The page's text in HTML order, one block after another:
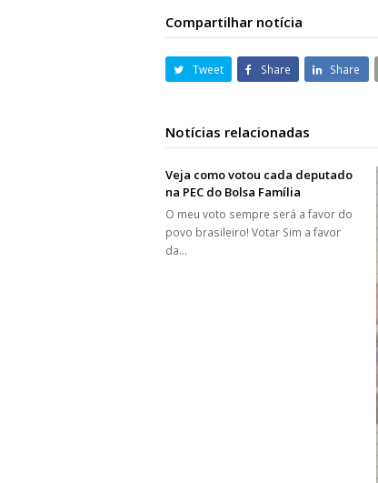
Compartilhar notícia
Tweet Share Share
Notícias relacionadas
Veja como votou cada deputado
na PEC do Bolsa Família
O meu voto sempre será a favor do
povo brasileiro! Votar Sim a favor
da…